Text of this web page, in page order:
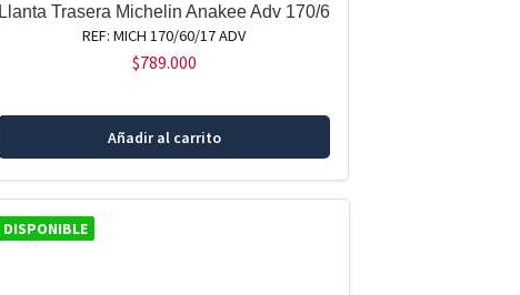
Llanta Trasera Michelin Anakee Adv 170/6
REF: MICH 170/60/17 ADV
$789.000
Añadir al carrito
DISPONIBLE